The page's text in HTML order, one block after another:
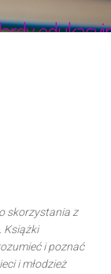
skorzystania z
Książki
i poznać
i młodzież